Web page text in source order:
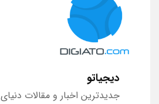
دیجیاتو
جدیدترین اخبار و مقالات